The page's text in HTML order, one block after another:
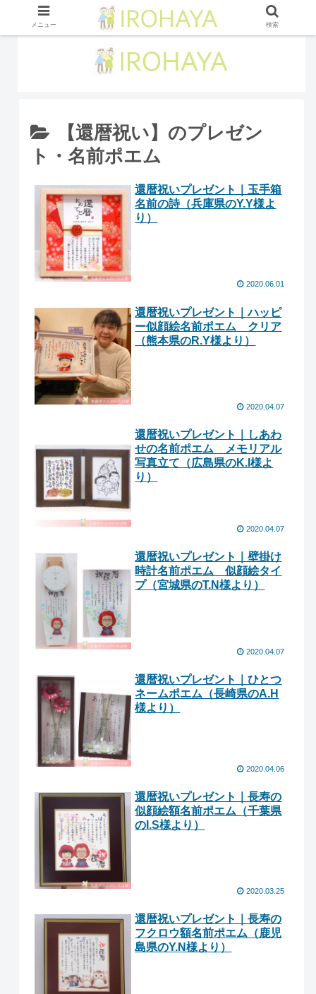
【還暦祝い】のプレゼン
ト・名前ポエム
還暦祝いプレゼント｜玉手箱
名前の詩（兵庫県のY.Y様よ
り）
2020.06.01
還暦祝いプレゼント｜ハッピ
ー似顔絵名前ポエム クリア
（熊本県のR.Y様より ）
2020.04.07
還暦祝いプレゼント｜しあわ
せの名前ポエム メモリアル
写真立て（広島県のK.I様よ
り）
2020.04.07
還暦祝いプレゼント｜壁掛け
時計名前ポエム 似顔絵タイ
プ（宮城県のT.N様より ）
2020.04.07
還暦祝いプレゼント｜ひとつ
ネームポエム （長崎県のA.H
様より ）
2020.04.06
還暦祝いプレゼント｜長寿の
似顔絵額名前ポエム（千葉県
のI.S様より ）
2020.03.25
還暦祝いプレゼント｜長寿の
フクロウ額名前ポエム（鹿児
島県のY.N様より ）
メニュー 検索